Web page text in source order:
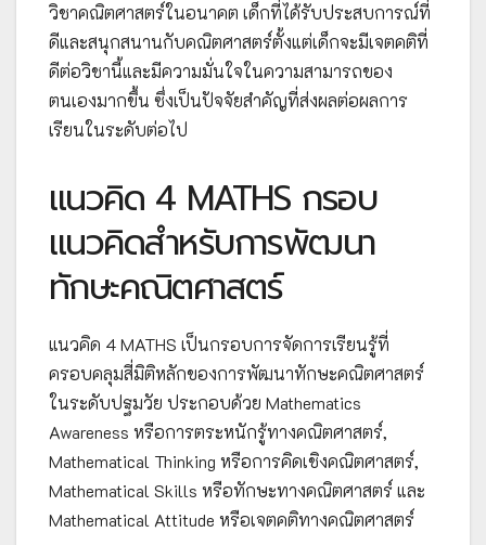
วิชาคณิตศาสตร์ในอนาคต เด็กที่ได้รับประสบการณ์ที่
ดีและสนุกสนานกับคณิตศาสตร์ตั้งแต่เด็กจะมีเจตคติที่
ดีต่อวิชานี้และมีความมั่นใจในความสามารถของ
ตนเองมากขึ้น ซึ่งเป็นปัจจัยสำคัญที่ส่งผลต่อผลการ
เรียนในระดับต่อไป
แนวคิด 4 MATHS กรอบ
แนวคิดสำหรับการพัฒนา
ทักษะคณิตศาสตร์
แนวคิด 4 MATHS เป็นกรอบการจัดการเรียนรู้ที่
ครอบคลุมสี่มิติหลักของการพัฒนาทักษะคณิตศาสตร์
ในระดับปฐมวัย ประกอบด้วย Mathematics
Awareness หรือการตระหนักรู้ทางคณิตศาสตร์,
Mathematical Thinking หรือการคิดเชิงคณิตศาสตร์,
Mathematical Skills หรือทักษะทางคณิตศาสตร์ และ
Mathematical Attitude หรือเจตคติทางคณิตศาสตร์